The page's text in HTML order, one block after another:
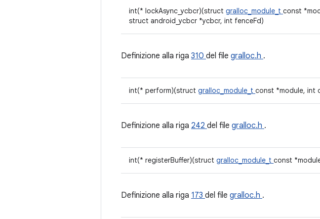
int(* lockAsync_ycbcr)(struct gralloc_module_t const
struct android_ycbcr *ycbcr, int fenceFd)
Definizione alla riga 310 del file gralloc.h .
int(* perform)(struct gralloc_module_t const *module, int
Definizione alla riga 242 del file gralloc.h .
int(* registerBuffer)(struct gralloc_module_t const
Definizione alla riga 173 del file gralloc.h .